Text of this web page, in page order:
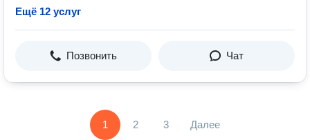
Ещё 12 услуг
Позвонить Чат
1 2 3 Далее